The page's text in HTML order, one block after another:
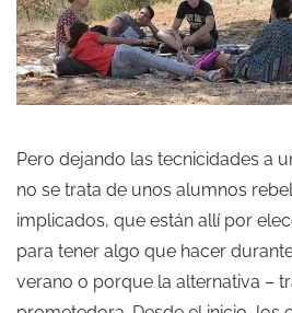
Pero dejando las tecnicidades a
no se trata de unos alumnos
implicados, que están allí por
para tener algo que hacer
verano o porque la alternativa –